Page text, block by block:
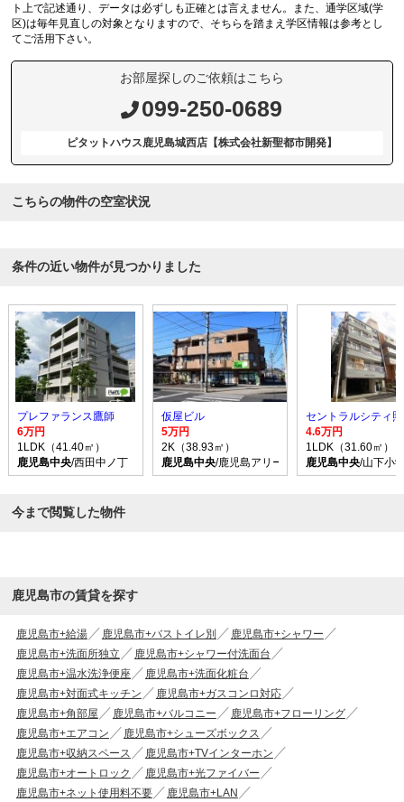
ト上で記述通り、データは必ずしも正確とは言えません。また、通学区域(学
区)は毎年見直しの対象となりますので、そちらを踏まえ学区情報は参考とし
てご活用下さい。
お部屋探しのご依頼はこちら
099-250-0689
ピタットハウス鹿児島城西店【株式会社新聖都市開発】
こちらの物件の空室状況
条件の近い物件が見つかりました
プレファランス鷹師
6万円
1LDK（41.40㎡）
鹿児島中央/西田中ノ丁 バス乗車時間6分 停歩2分
仮屋ビル
5万円
2K（38.93㎡）
鹿児島中央/鹿児島アリーナ バス乗車時間15分
セントラルシティ
4.6万円
1LDK（31.60㎡）
鹿児島中央/山下小
今まで閲覧した物件
鹿児島市の賃貸を探す
鹿児島市+給湯 鹿児島市+バストイレ別
鹿児島市+シャワー
鹿児島市+洗面所独立
鹿児島市+シャワー付洗面台
鹿児島市+温水洗浄便座
鹿児島市+洗面化粧台
鹿児島市+対面式キッチン
鹿児島市+ガスコンロ対応
鹿児島市+角部屋
鹿児島市+バルコニー
鹿児島市+フローリング
鹿児島市+エアコン
鹿児島市+シューズボックス
鹿児島市+収納スペース
鹿児島市+TVインターホン
鹿児島市+オートロック
鹿児島市+光ファイバー
鹿児島市+ネット使用料不要
鹿児島市+LAN